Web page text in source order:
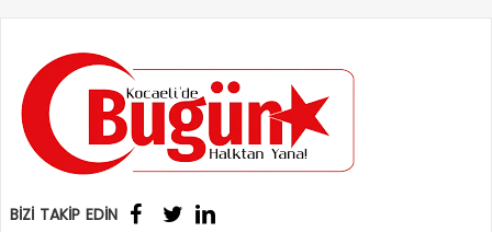
BİZİ TAKİP EDİN